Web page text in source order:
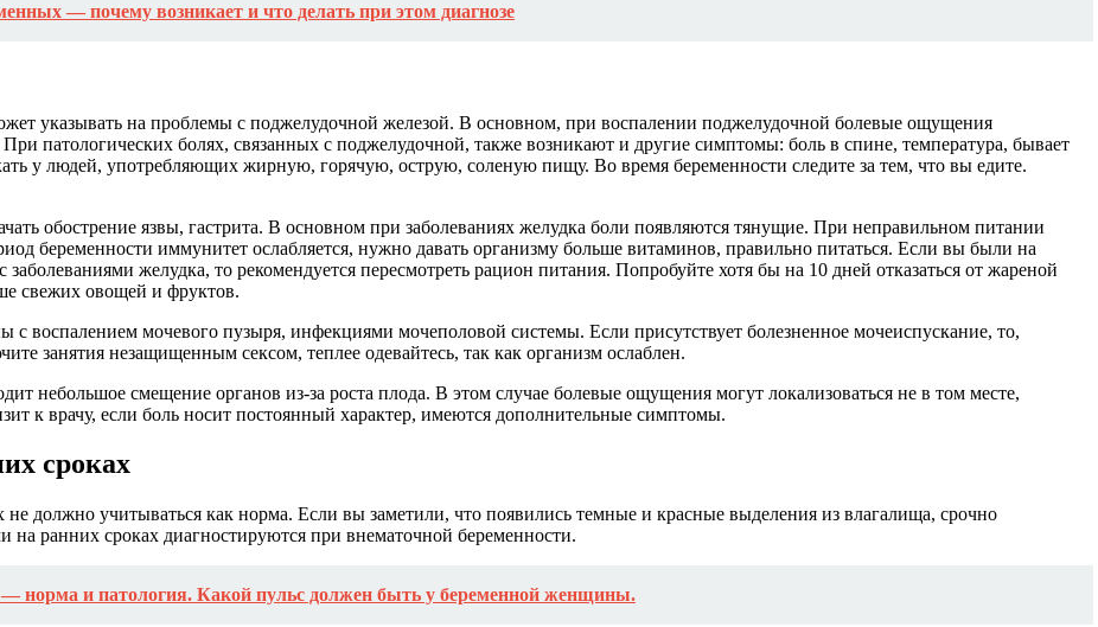
— почему возникает и что делать при этом диагнозе
указывать на проблемы с поджелудочной железой. В основном, при воспалении поджелудочной болевые ощущения
патологических болях, связанных с поджелудочной, также возникают и другие симптомы: боль в спине, температура, бывает
у людей, употребляющих жирную, горячую, острую, соленую пищу. Во время беременности следите за тем, что вы едите.
обострение язвы, гастрита. В основном при заболеваниях желудка боли появляются тянущие. При неправильном питании
беременности иммунитет ослабляется, нужно давать организму больше витаминов, правильно питаться. Если вы были на
желудка, то рекомендуется пересмотреть рацион питания. Попробуйте хотя бы на 10 дней отказаться от жареной
свежих овощей и фруктов.
с воспалением мочевого пузыря, инфекциями мочеполовой системы. Если присутствует болезненное мочеиспускание, то,
занятия незащищенным сексом, теплее одевайтесь, так как организм ослаблен.
небольшое смещение органов из-за роста плода. В этом случае болевые ощущения могут локализоваться не в том месте,
к врачу, если боль носит постоянный характер, имеются дополнительные симптомы.
сроках
должно учитываться как норма. Если вы заметили, что появились темные и красные выделения из влагалища, срочно
на ранних сроках диагностируются при внематочной беременности.
— норма и патология. Какой пульс должен быть у беременной женщины.